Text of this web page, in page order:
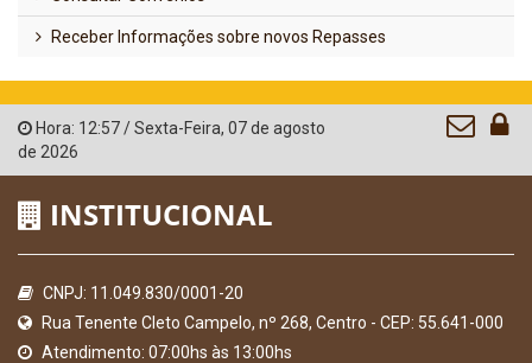
Receber Informações sobre novos Repasses
Hora: 12:57/Sexta-Feira, 07 de agosto
de 2026
INSTITUCIONAL
CNPJ: 11.049.830/0001-20
Rua Tenente Cleto Campelo, nº 268, Centro - CEP: 55.641-000
Atendimento: 07:00hs às 13:00hs